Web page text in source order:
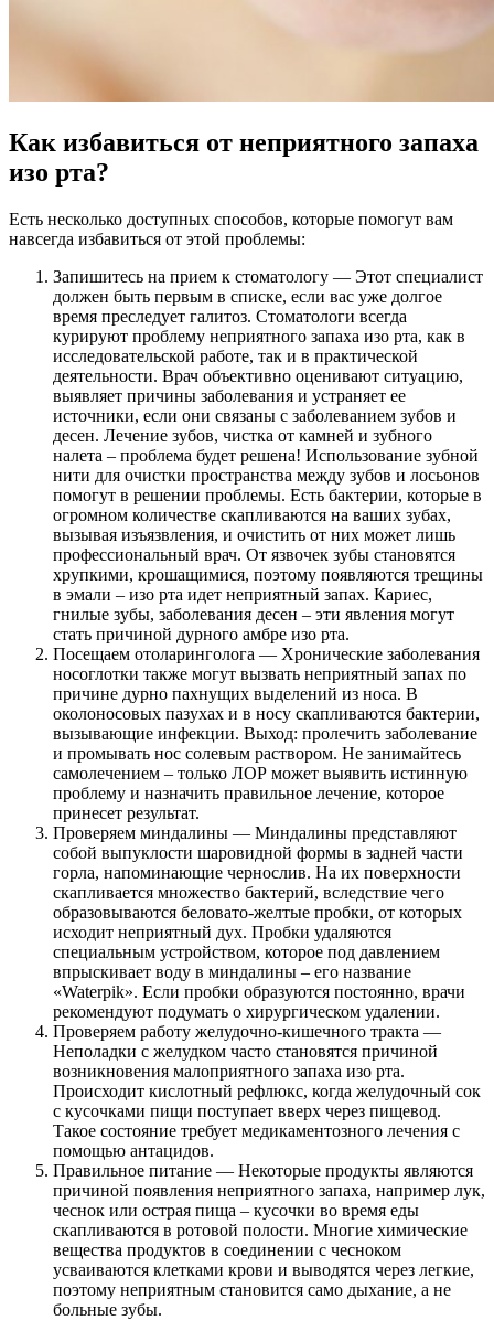
Как избавиться от неприятного запаха
изо рта?
Есть несколько доступных способов, которые помогут вам
навсегда избавиться от этой проблемы:
Запишитесь на прием к стоматологу — Этот специалист
должен быть первым в списке, если вас уже долгое
время преследует галитоз. Стоматологи всегда
курируют проблему неприятного запаха изо рта, как в
исследовательской работе, так и в практической
деятельности. Врач объективно оценивают ситуацию,
выявляет причины заболевания и устраняет ее
источники, если они связаны с заболеванием зубов и
десен. Лечение зубов, чистка от камней и зубного
налета – проблема будет решена! Использование зубной
нити для очистки пространства между зубов и лосьонов
помогут в решении проблемы. Есть бактерии, которые в
огромном количестве скапливаются на ваших зубах,
вызывая изъязвления, и очистить от них может лишь
профессиональный врач. От язвочек зубы становятся
хрупкими, крошащимися, поэтому появляются трещины
в эмали – изо рта идет неприятный запах. Кариес,
гнилые зубы, заболевания десен – эти явления могут
стать причиной дурного амбре изо рта.
Посещаем отоларинголога — Хронические заболевания
носоглотки также могут вызвать неприятный запах по
причине дурно пахнущих выделений из носа. В
околоносовых пазухах и в носу скапливаются бактерии,
вызывающие инфекции. Выход: пролечить заболевание
и промывать нос солевым раствором. Не занимайтесь
самолечением – только ЛОР может выявить истинную
проблему и назначить правильное лечение, которое
принесет результат.
Проверяем миндалины — Миндалины представляют
собой выпуклости шаровидной формы в задней части
горла, напоминающие чернослив. На их поверхности
скапливается множество бактерий, вследствие чего
образовываются беловато-желтые пробки, от которых
исходит неприятный дух. Пробки удаляются
специальным устройством, которое под давлением
впрыскивает воду в миндалины – его название
«Waterpik». Если пробки образуются постоянно, врачи
рекомендуют подумать о хирургическом удалении.
Проверяем работу желудочно-кишечного тракта —
Неполадки с желудком часто становятся причиной
возникновения малоприятного запаха изо рта.
Происходит кислотный рефлюкс, когда желудочный сок
с кусочками пищи поступает вверх через пищевод.
Такое состояние требует медикаментозного лечения с
помощью антацидов.
Правильное питание — Некоторые продукты являются
причиной появления неприятного запаха, например лук,
чеснок или острая пища – кусочки во время еды
скапливаются в ротовой полости. Многие химические
вещества продуктов в соединении с чесноком
усваиваются клетками крови и выводятся через легкие,
поэтому неприятным становится само дыхание, а не
больные зубы.